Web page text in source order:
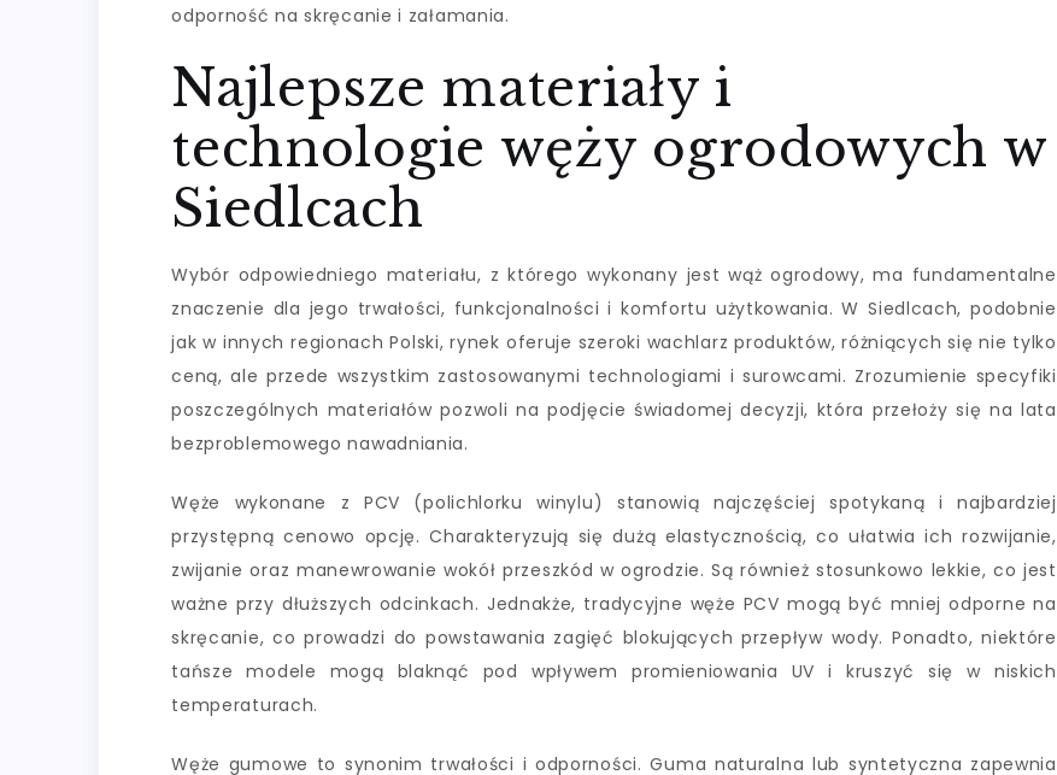
odporność na skręcanie i załamania.
Najlepsze materiały i
technologie węży ogrodowych w
Siedlcach
Wybór odpowiedniego materiału, z którego wykonany jest wąż ogrodowy, ma fundamentalne
znaczenie dla jego trwałości, funkcjonalności i komfortu użytkowania. W Siedlcach, podobnie
jak w innych regionach Polski, rynek oferuje szeroki wachlarz produktów, różniących się nie tylko
ceną, ale przede wszystkim zastosowanymi technologiami i surowcami. Zrozumienie specyfiki
poszczególnych materiałów pozwoli na podjęcie świadomej decyzji, która przełoży się na lata
bezproblemowego nawadniania.
Węże wykonane z PCV (polichlorku winylu) stanowią najczęściej spotykaną i najbardziej
przystępną cenowo opcję. Charakteryzują się dużą elastycznością, co ułatwia ich rozwijanie,
zwijanie oraz manewrowanie wokół przeszkód w ogrodzie. Są również stosunkowo lekkie, co jest
ważne przy dłuższych odcinkach. Jednakże, tradycyjne węże PCV mogą być mniej odporne na
skręcanie, co prowadzi do powstawania zagięć blokujących przepływ wody. Ponadto, niektóre
tańsze modele mogą blaknąć pod wpływem promieniowania UV i kruszyć się w niskich
temperaturach.
Węże gumowe to synonim trwałości i odporności. Guma naturalna lub syntetyczna zapewnia